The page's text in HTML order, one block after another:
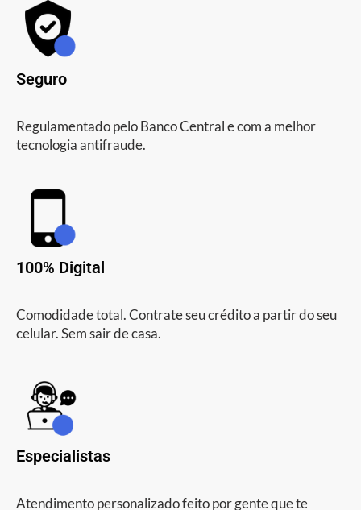
Seguro
Regulamentado pelo Banco Central e com a melhor
tecnologia antifraude.
100% Digital
Comodidade total. Contrate seu crédito a partir do seu
celular. Sem sair de casa.
Especialistas
Atendimento personalizado feito por gente que te